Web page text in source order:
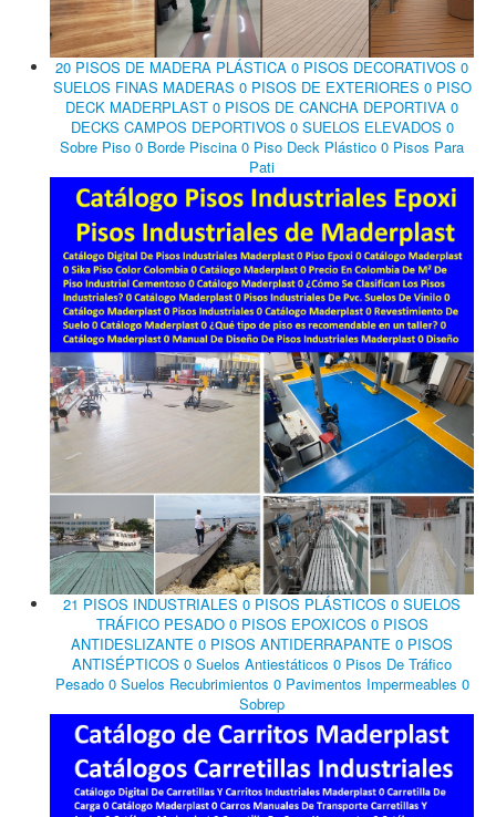
20 PISOS DE MADERA PLÁSTICA 0 PISOS DECORATIVOS 0
SUELOS FINAS MADERAS 0 PISOS DE EXTERIORES 0 PISO
DECK MADERPLAST 0 PISOS DE CANCHA DEPORTIVA 0
DECKS CAMPOS DEPORTIVOS 0 SUELOS ELEVADOS 0
Sobre Piso 0 Borde Piscina 0 Piso Deck Plástico 0 Pisos Para
Pati
21 PISOS INDUSTRIALES 0 PISOS PLÁSTICOS 0 SUELOS
TRÁFICO PESADO 0 PISOS EPOXICOS 0 PISOS
ANTIDESLIZANTE 0 PISOS ANTIDERRAPANTE 0 PISOS
ANTISÉPTICOS 0 Suelos Antiestáticos 0 Pisos De Tráfico
Pesado 0 Suelos Recubrimientos 0 Pavimentos Impermeables 0
Sobrep